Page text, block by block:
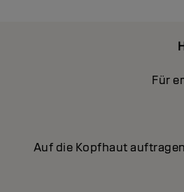
Für
Auf die Kopfhaut